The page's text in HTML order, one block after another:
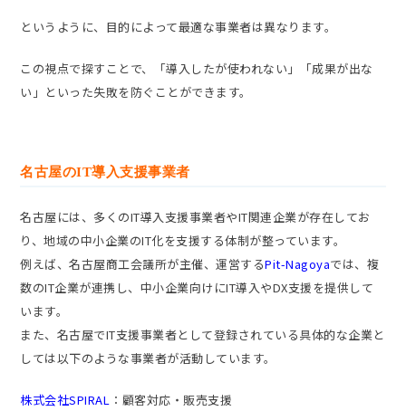
というように、目的によって最適な事業者は異なります。
この視点で探すことで、「導入したが使われない」「成果が出な
い」といった失敗を防ぐことができます。
名古屋のIT導入支援事業者
名古屋には、多くのIT導入支援事業者やIT関連企業が存在してお
り、地域の中小企業のIT化を支援する体制が整っています。
例えば、名古屋商工会議所が主催、運営するPit-Nagoyaでは、複
数のIT企業が連携し、中小企業向けにIT導入やDX支援を提供して
います。
また、名古屋でIT支援事業者として登録されている具体的な企業と
しては以下のような事業者が活動しています。
株式会社SPIRAL ：顧客対応・販売支援